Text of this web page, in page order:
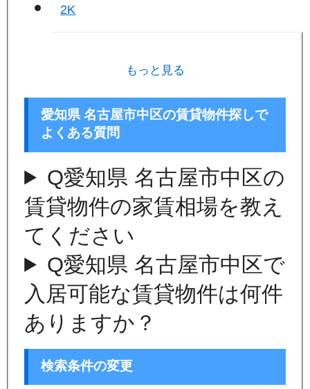
2K
もっと見る
愛知県 名古屋市中区の賃貸物件探しで
よくある質問
Q愛知県 名古屋市中区の
賃貸物件の家賃相場を教え
てください
Q愛知県 名古屋市中区で
入居可能な賃貸物件は何件
ありますか？
検索条件の変更